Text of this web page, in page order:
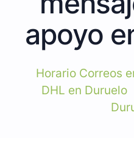
apoyo
Horario Correos
DHL en Duruelo